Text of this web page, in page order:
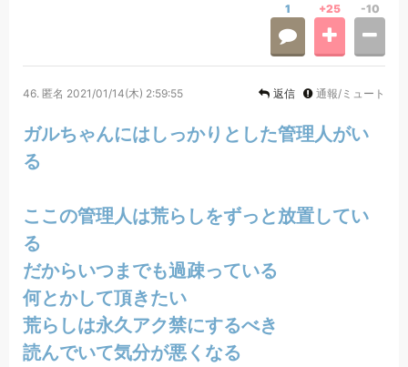
1 +25 -10
46. 匿名 2021/01/14(木) 2:59:55 返信 通報/ミュート
ガルちゃんにはしっかりとした管理人がい
る
ここの管理人は荒らしをずっと放置してい
る
だからいつまでも過疎っている
何とかして頂きたい
荒らしは永久アク禁にするべき
読んでいて気分が悪くなる